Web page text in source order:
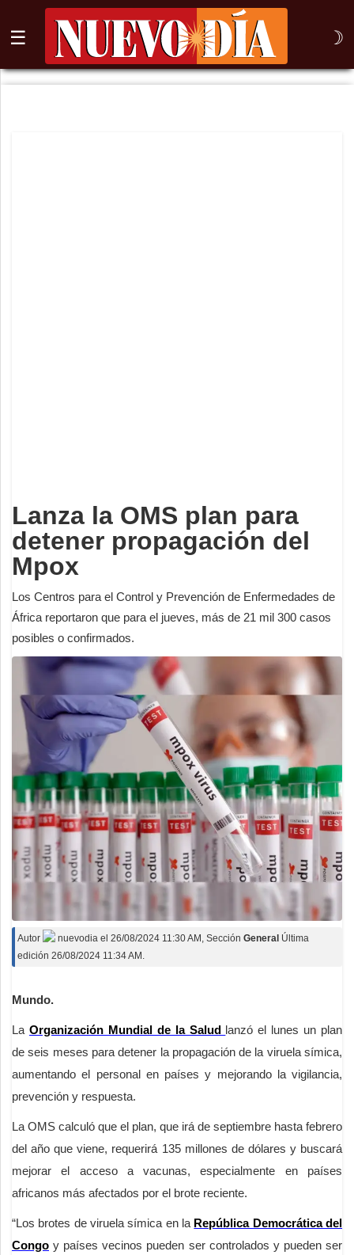
☰ ☽
⌕
Lanza la OMS plan para
detener propagación del
Mpox
Los Centros para el Control y Prevención de Enfermedades de
África reportaron que para el jueves, más de 21 mil 300 casos
posibles o confirmados.
Autor nuevodia el 26/08/2024 11:30 AM, Sección General Última
edición 26/08/2024 11:34 AM.
Mundo.
La Organización Mundial de la Salud lanzó el lunes un plan
de seis meses para detener la propagación de la viruela símica,
aumentando el personal en países y mejorando la vigilancia,
prevención y respuesta.
La OMS calculó que el plan, que irá de septiembre hasta febrero
del año que viene, requerirá 135 millones de dólares y buscará
mejorar el acceso a vacunas, especialmente en países
africanos más afectados por el brote reciente.
“Los brotes de viruela símica en la República Democrática del
Congo y países vecinos pueden ser controlados y pueden ser